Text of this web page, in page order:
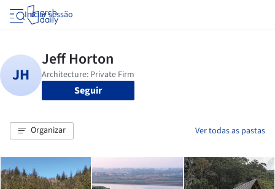
Iniciar sessão
Seguir
Organizar Ver todas as pastas